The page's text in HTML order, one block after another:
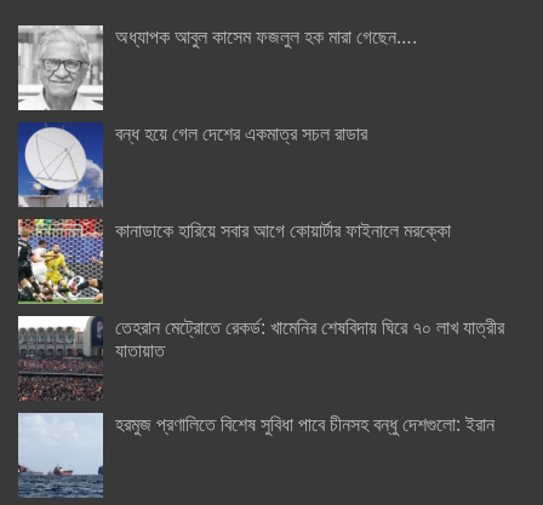
অধ্যাপক আবুল কাসেম ফজলুল হক মারা গেছেন….
বন্ধ হয়ে গেল দেশের একমাত্র সচল রাডার
কানাডাকে হারিয়ে সবার আগে কোয়ার্টার ফাইনালে মরক্কো
তেহরান মেট্রোতে রেকর্ড: খামেনির শেষবিদায় ঘিরে ৭০ লাখ যাত্রীর
যাতায়াত
হরমুজ প্রণালিতে বিশেষ সুবিধা পাবে চীনসহ বন্ধু দেশগুলো: ইরান